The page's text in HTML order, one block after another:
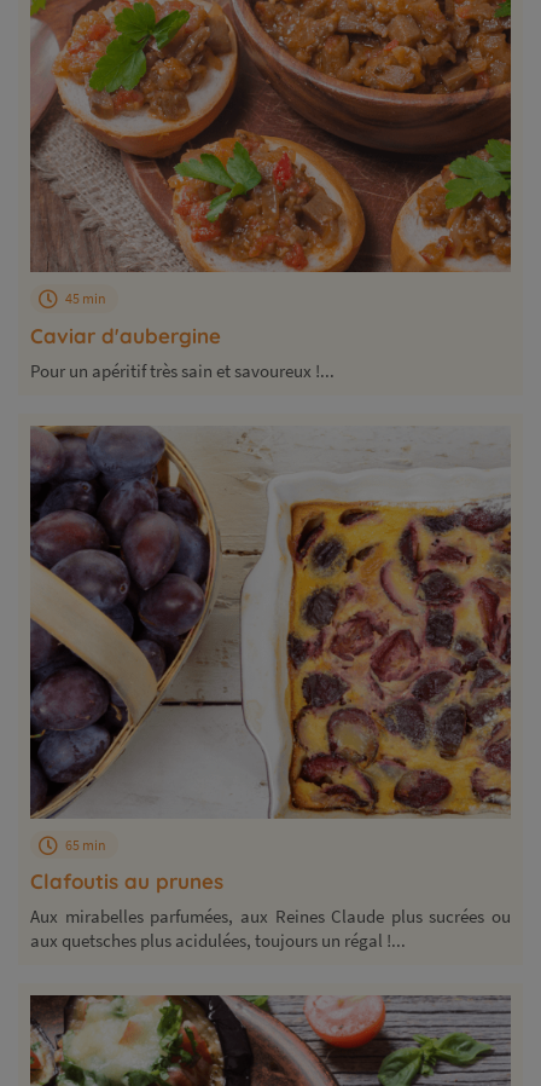
Caviar d'aubergine
45 min
Pour un apéritif très sain et savoureux !...
Clafoutis au prunes
65 min
Aux mirabelles parfumées, aux Reines Claude plus sucrées ou
aux quetsches plus acidulées, toujours un régal !...